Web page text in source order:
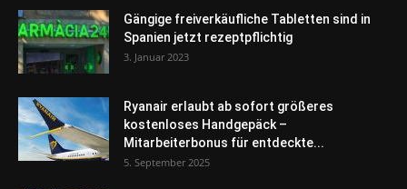
Gängige freiverkäufliche Tabletten sind in
Spanien jetzt rezeptpflichtig
3. Januar 2023
Ryanair erlaubt ab sofort größeres
kostenloses Handgepäck –
Mitarbeiterbonus für entdeckte...
5. September 2025